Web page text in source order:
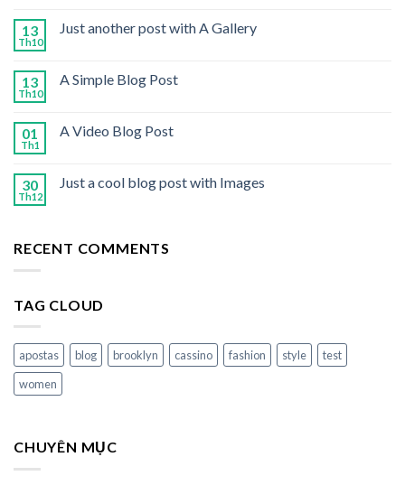
13
Th10
Just another post with A Gallery
13
Th10
A Simple Blog Post
01
Th1
A Video Blog Post
30
Th12
Just a cool blog post with Images
RECENT COMMENTS
TAG CLOUD
apostas blog brooklyn cassino fashion style
test
women
CHUYÊN MỤC